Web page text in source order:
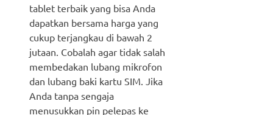
tablet terbaik yang bisa Anda
dapatkan bersama harga yang
cukup terjangkau di bawah 2
jutaan. Cobalah agar tidak salah
membedakan lubang mikrofon
dan lubang baki kartu SIM. Jika
Anda tanpa sengaja
menusukkan pin pelepas ke